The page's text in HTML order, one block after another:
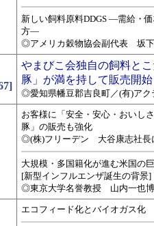
新しい飼料原料DDGS ―需給・
方―
◎アメリカ穀物協会副代表 坂
やまびこ会独自の飼料と
豚」が満を持して販売開始
◎愛知県幡豆郡吉良町／(有)アク
お客様に「安全・安心・おい
豚」の販売も強化
◎(株)フリーデン 大谷康志社長
大規模・多国籍化が進む米国の
[新型インフルエンザ誕生の背景]
◎東京大学名誉教授 山内一也
エコフィード化とバイオガス